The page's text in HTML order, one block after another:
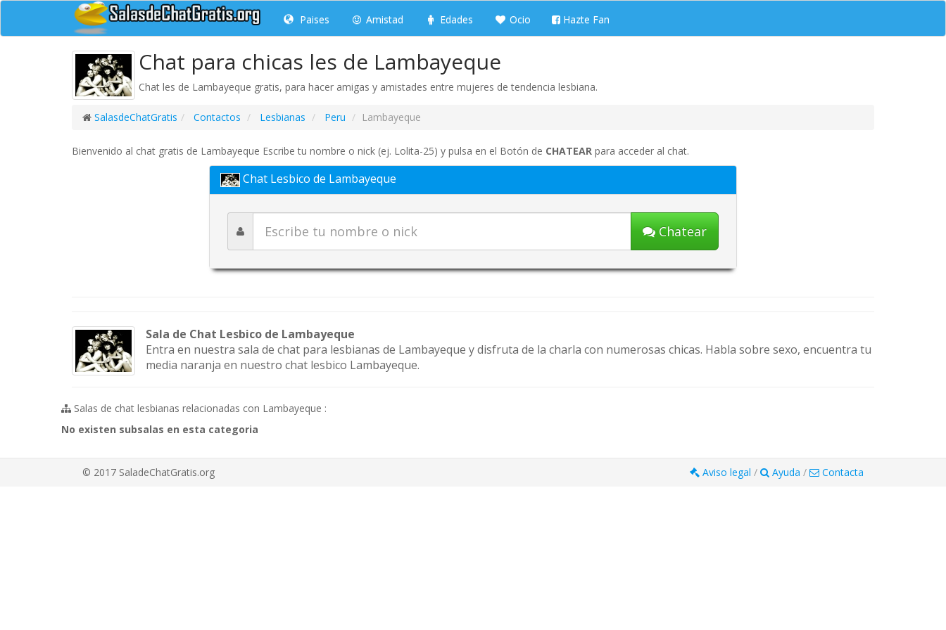
Paises Amistad Edades Ocio Hazte Fan
Chat para chicas les de Lambayeque
Chat les de Lambayeque gratis, para hacer amigas y amistades entre mujeres de tendencia lesbiana.
SalasdeChatGratis Contactos Lesbianas Peru Lambayeque
Bienvenido al chat gratis de Lambayeque Escribe tu nombre o nick (ej. Lolita-25) y pulsa en el Botón de CHATEAR para acceder al chat.
Chat Lesbico de Lambayeque
Chatear
Sala de Chat Lesbico de Lambayeque
Entra en nuestra sala de chat para lesbianas de Lambayeque y disfruta de la charla con numerosas chicas. Habla sobre sexo, encuentra tu
media naranja en nuestro chat lesbico Lambayeque.
Salas de chat lesbianas relacionadas con Lambayeque :
No existen subsalas en esta categoria
© 2017 SaladeChatGratis.org Aviso legal / Ayuda / Contacta